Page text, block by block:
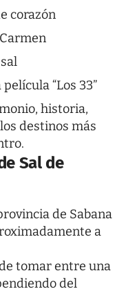
corazón
“Los 33”
historia,
destinos más
Sal de
de Sabana
a
tomar entre una
del